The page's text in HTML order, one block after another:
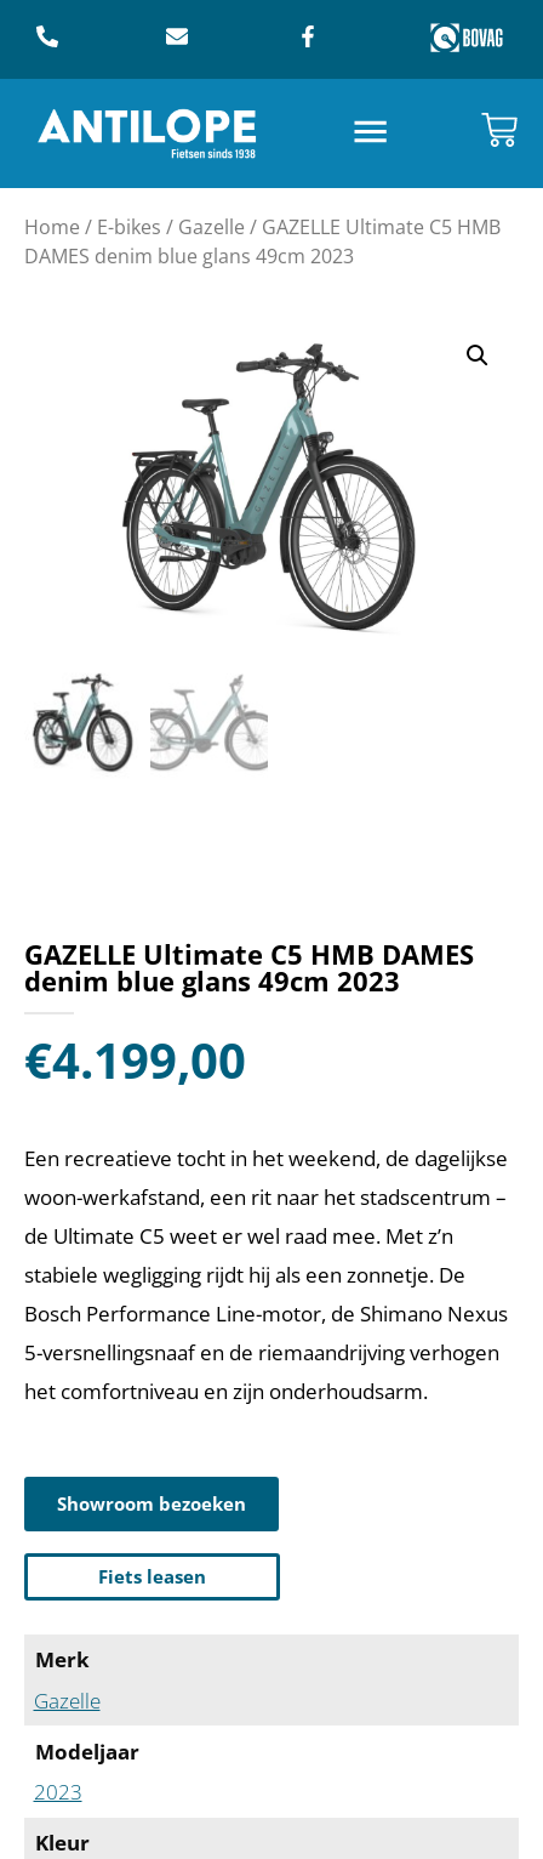
Home / E-bikes / Gazelle / GAZELLE Ultimate C5 HMB
DAMES denim blue glans 49cm 2023
GAZELLE Ultimate C5 HMB DAMES
denim blue glans 49cm 2023
€4.199,00
Een recreatieve tocht in het weekend, de dagelijkse
woon-werkafstand, een rit naar het stadscentrum –
de Ultimate C5 weet er wel raad mee. Met z’n
stabiele wegligging rijdt hij als een zonnetje. De
Bosch Performance Line-motor, de Shimano Nexus
5-versnellingsnaaf en de riemaandrijving verhogen
het comfortniveau en zijn onderhoudsarm.
Showroom bezoeken
Fiets leasen
Merk
Gazelle
Modeljaar
2023
Kleur